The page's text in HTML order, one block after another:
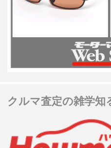
クルマ査定の雑学知